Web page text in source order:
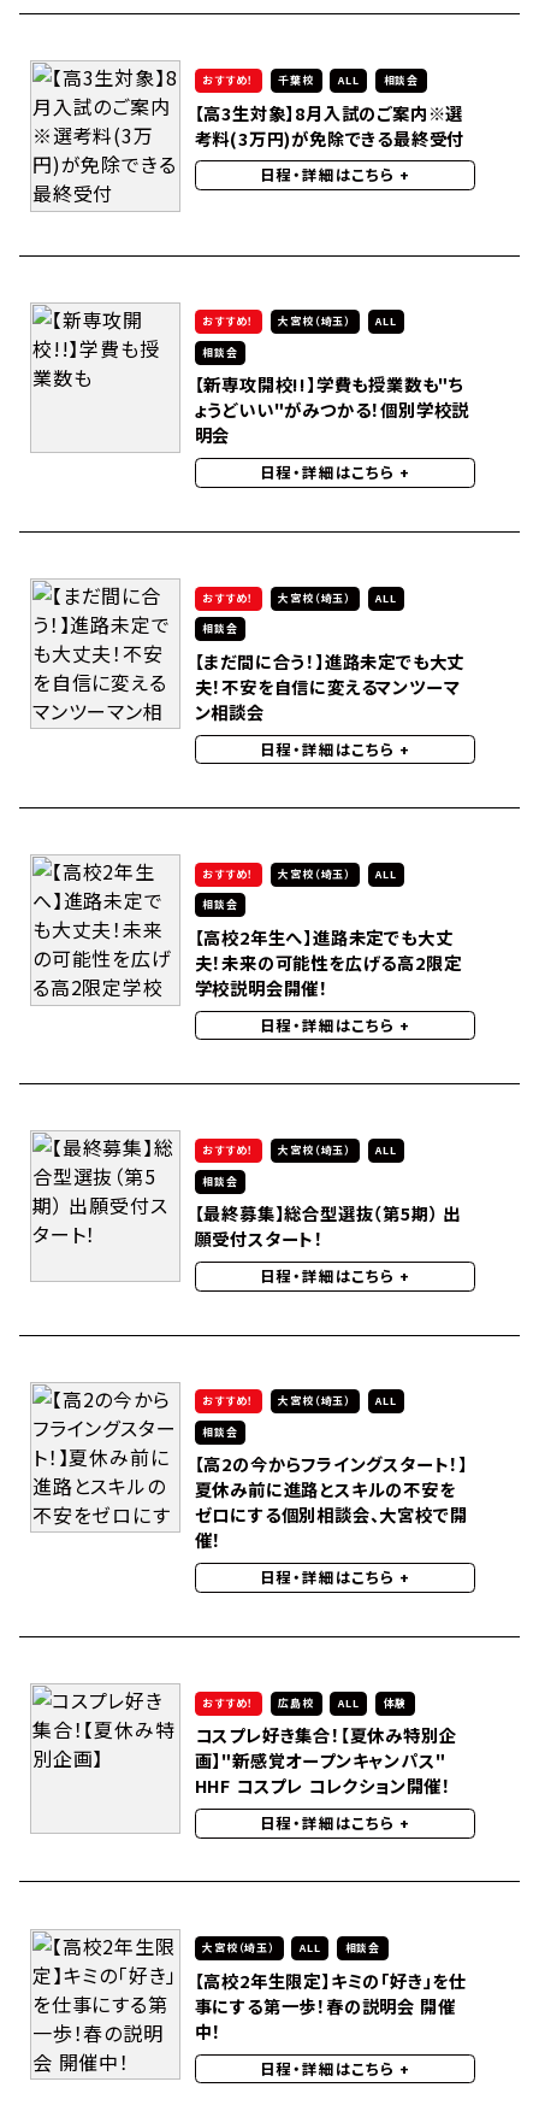
おすすめ！ 千葉校 ALL 相談会
【高3生対象】8月入試のご案内※選
考料(3万円)が免除できる最終受付
日程・詳細はこちら +
おすすめ！ 大宮校（埼玉）
ALL
相談会
【新専攻開校!!】学費も授業数も"ち
ょうどいい"がみつかる！個別学校説
明会
日程・詳細はこちら +
おすすめ！ 大宮校（埼玉）
ALL
相談会
【まだ間に合う！】進路未定でも大丈
夫！不安を自信に変えるマンツーマ
ン相談会
日程・詳細はこちら +
おすすめ！ 大宮校（埼玉）
ALL
相談会
【高校2年生へ】進路未定でも大丈
夫！未来の可能性を広げる高2限定
学校説明会開催！
日程・詳細はこちら +
おすすめ！ 大宮校（埼玉）
ALL
相談会
【最終募集】総合型選抜（第5期） 出
願受付スタート！
日程・詳細はこちら +
おすすめ！ 大宮校（埼玉）
ALL
相談会
【高2の今からフライングスタート！】
夏休み前に進路とスキルの不安を
ゼロにする個別相談会、大宮校で開
催！
日程・詳細はこちら +
おすすめ！ 広島校 ALL 体験
コスプレ好き集合！【夏休み特別企
画】"新感覚オープンキャンパス"
HHF コスプレ コレクション開催！
日程・詳細はこちら +
大宮校（埼玉） ALL 相談会
【高校2年生限定】キミの「好き」を仕
事にする第一歩！春の説明会 開催
中！
日程・詳細はこちら +